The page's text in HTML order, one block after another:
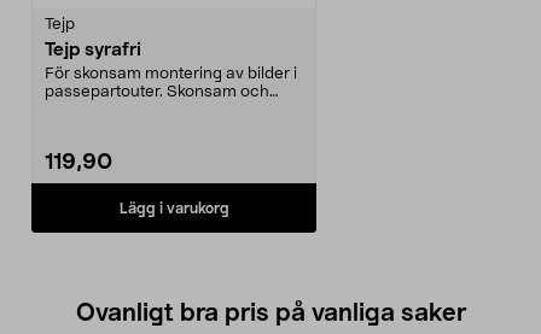
Tejp
Tejp syrafri
För skonsam montering av bilder i
passepartouter. Skonsam och
119,90
Lägg i varukorg
Ovanligt bra pris på vanliga saker